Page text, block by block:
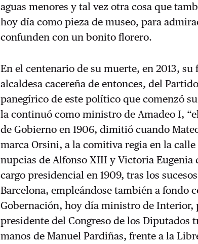
aguas menores y tal vez otra cosa que
hoy día como pieza de museo, para
confunden con un bonito florero.
En el centenario de su muerte, en 2013,
alcaldesa cacereña de entonces, del
panegírico de este político que comenzó
la continuó como ministro de Amadeo I,
de Gobierno en 1906, dimitió cuando
marca Orsini, a la comitiva regia en la
nupcias de Alfonso XIII y Victoria Eugenia
cargo presidencial en 1909, tras los
Barcelona, empleándose también a fondo
Gobernación, hoy día ministro de Interior,
presidente del Congreso de los Diputados
manos de Manuel Pardiñas, frente a la